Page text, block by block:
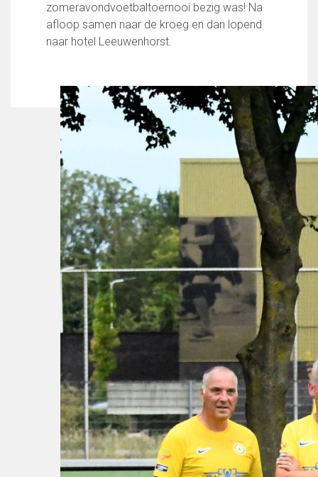
Uitslagen
Programma
Profiel Jeugdtrainers
Opleidingsteams
Beleidsplan Jeugd
Keepersopleiding
Partnerclub van Ajax
LED-boarding NIEUW!
Sponsoren
Business Club 2.0
Heeren van Ter Specke
Maatschappelijke bijdrage
Steun bij contributie
Support Casper
Dagbesteding ’s Heeren Loo
De gezonde sportkantine
Onze vrijwilligers en ereleden
Vertrouwenspersonen
Financieel contactpersoon
zomeravondvoetbaltoernooi bezig was! Na
afloop samen naar de kroeg en dan lopend
naar hotel Leeuwenhorst.